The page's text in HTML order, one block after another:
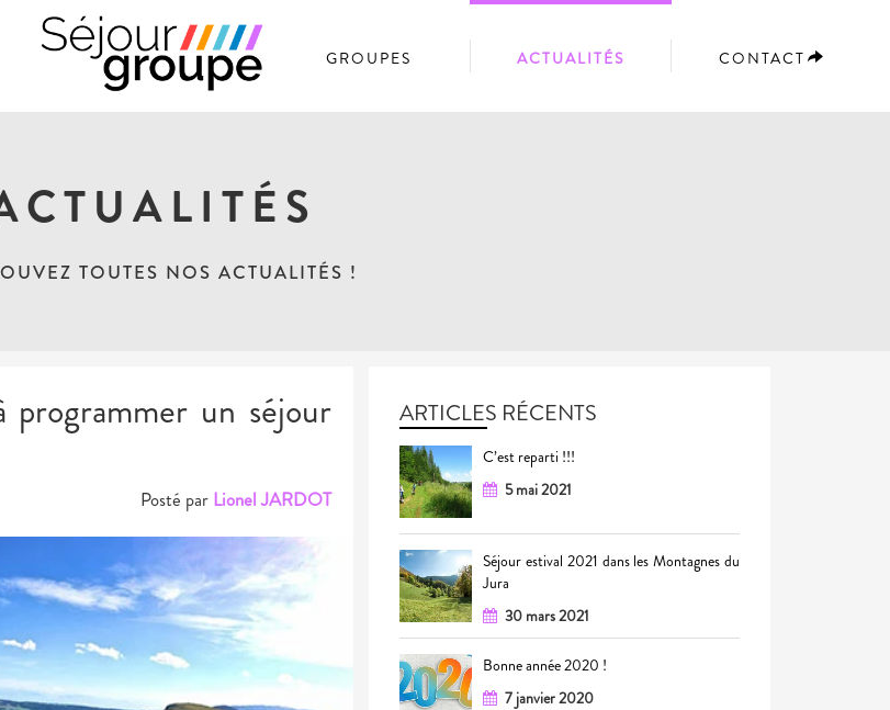
SÉJOUR GROUPE GROUPES ACTUALITÉS CONTACT
TOUTES NOS ACTUALITÉS !
programmer un séjour
Posté par Lionel JARDOT
ARTICLES RÉCENTS
C’est reparti !!!
5 mai 2021
Séjour estival 2021 dans les Montagnes du
Jura
30 mars 2021
Bonne année 2020 !
7 janvier 2020